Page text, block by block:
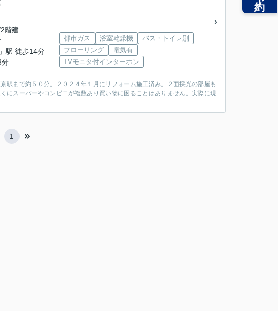
階建
」駅 徒歩14分
分
都市ガス 浴室乾燥機
バス・トイレ別
フローリング
電気有
TVモニタ付インターホン
駅まで約５０分。２０２４年１月にリフォーム施工済み。２面採光の部屋も
にスーパーやコンビニが複数あり買い物に困ることはありません。実際に現
1